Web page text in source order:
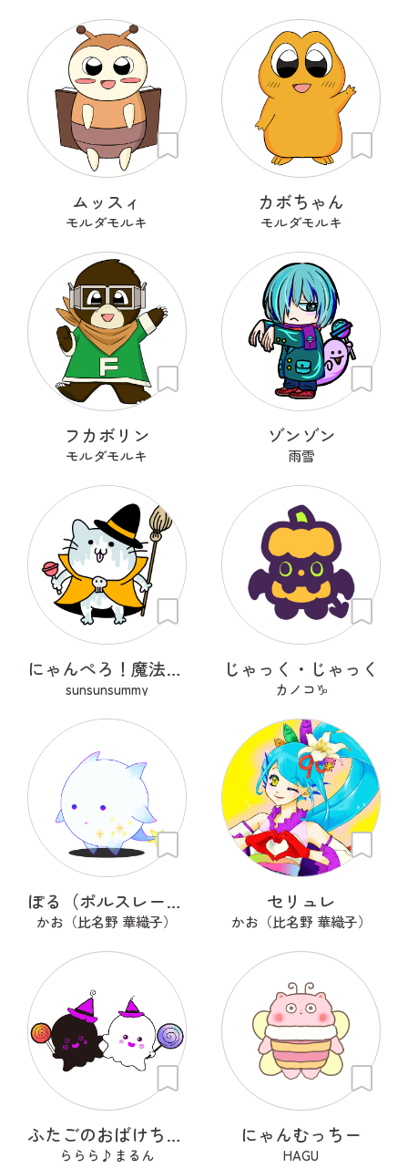
ムッスィ
モルダモルキ
カボちゃん
モルダモルキ
フカボリン
モルダモルキ
ゾンゾン
雨雪
にゃんぺろ！魔法使いっ
sunsunsummy
じゃっく・じゃっく
カノコ♑
ぽる（ポルスレーヌ）
かお（比名野 華織子）
セリュレ
かお（比名野 華織子）
ふたごのおばけちゃん！くろんとしろん
ららら♪まるん
にゃんむっちー
HAGU